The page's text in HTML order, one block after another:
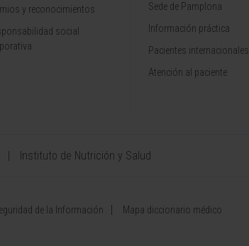
y reconocimientos
social
Sede de Pamplona
Información práctica
Pacientes internacionales
Atención al paciente
Instituto de Nutrición y Salud
de la Información Mapa diccionario médico